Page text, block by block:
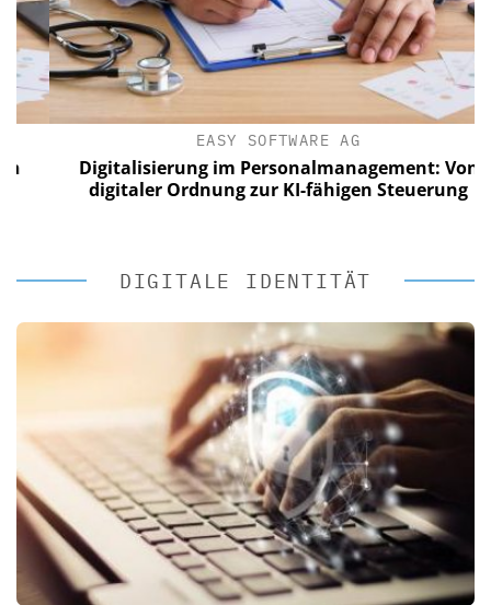
EASY SOFTWARE AG
Digitalisierung im Personalmanagement: Von
digitaler Ordnung zur KI-fähigen Steuerung
DIGITALE IDENTITÄT